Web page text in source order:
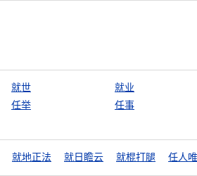
就世
就业
任举 任事
就地正法 就日瞻云 就棍打腿 任人